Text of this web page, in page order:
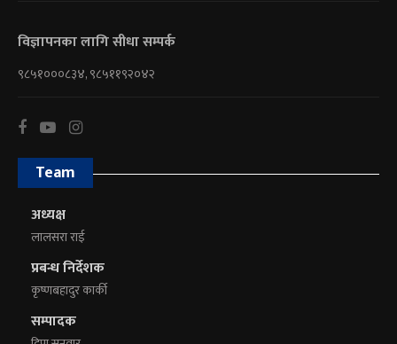
विज्ञापनका लागि सीधा सम्पर्क
९८५१०००८३४, ९८५११९२०४२
Team
अध्यक्ष
लालसरा राई
प्रबन्ध निर्देशक
कृष्णबहादुर कार्की
सम्पादक